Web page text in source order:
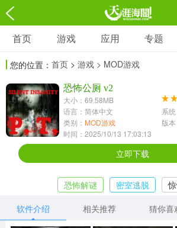
游戏
3697款应用
1597款应用
休闲益智
13387款应用
2196款应用
1072款应用
418款应用
音乐舞蹈
首页 游戏 应用 专题
您的位置： 首页 > 游戏 > MOD游戏
恐怖公厕 v2
大小：69.58MB
语言：简体中文
系
类别： MOD游戏
版
时间：2025/10/13 17:03:13
立即下载
恐怖解谜 密室逃脱
软件介绍
相关推荐 猜你喜